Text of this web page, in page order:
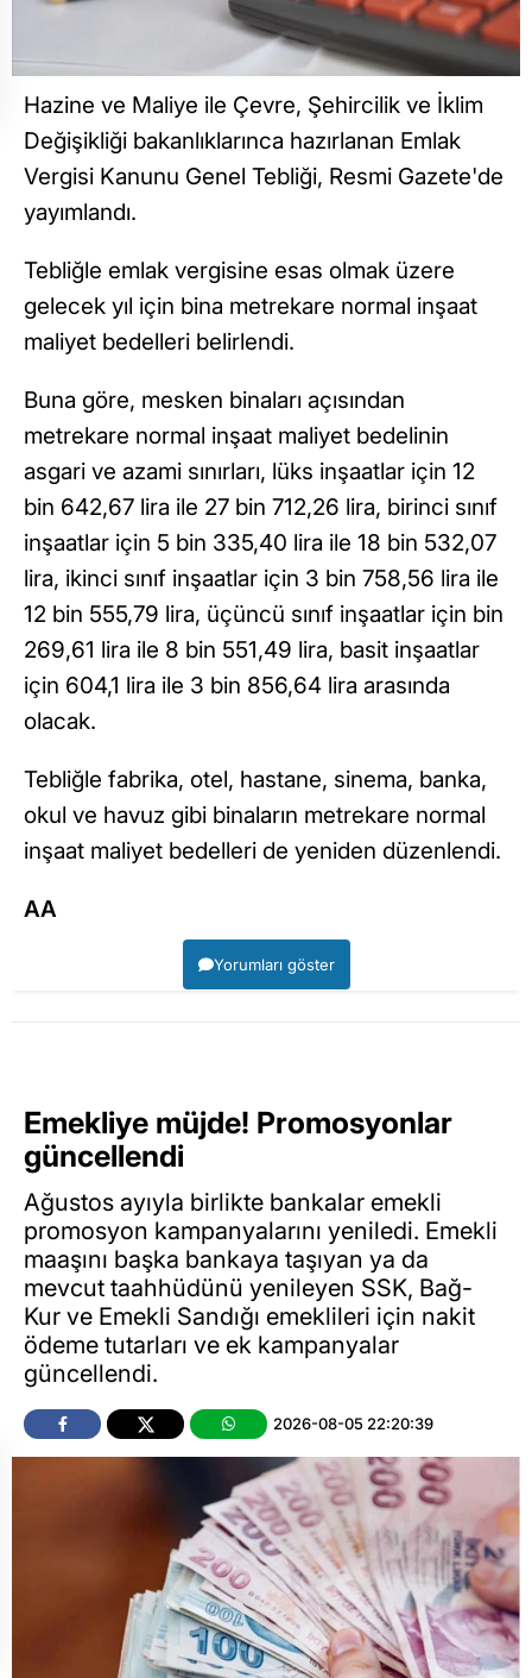
Hazine ve Maliye ile Çevre, Şehircilik ve İklim
Değişikliği bakanlıklarınca hazırlanan Emlak
Vergisi Kanunu Genel Tebliği, Resmi Gazete'de
yayımlandı.
Tebliğle emlak vergisine esas olmak üzere
gelecek yıl için bina metrekare normal inşaat
maliyet bedelleri belirlendi.
Buna göre, mesken binaları açısından
metrekare normal inşaat maliyet bedelinin
asgari ve azami sınırları, lüks inşaatlar için 12
bin 642,67 lira ile 27 bin 712,26 lira, birinci sınıf
inşaatlar için 5 bin 335,40 lira ile 18 bin 532,07
lira, ikinci sınıf inşaatlar için 3 bin 758,56 lira ile
12 bin 555,79 lira, üçüncü sınıf inşaatlar için bin
269,61 lira ile 8 bin 551,49 lira, basit inşaatlar
için 604,1 lira ile 3 bin 856,64 lira arasında
olacak.
Tebliğle fabrika, otel, hastane, sinema, banka,
okul ve havuz gibi binaların metrekare normal
inşaat maliyet bedelleri de yeniden düzenlendi.
AA
Yorumları göster
Emekliye müjde! Promosyonlar
güncellendi
Ağustos ayıyla birlikte bankalar emekli
promosyon kampanyalarını yeniledi. Emekli
maaşını başka bankaya taşıyan ya da
mevcut taahhüdünü yenileyen SSK, Bağ-
Kur ve Emekli Sandığı emeklileri için nakit
ödeme tutarları ve ek kampanyalar
güncellendi.
2026-08-05 22:20:39